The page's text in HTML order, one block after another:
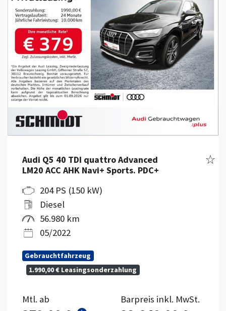
Audi Q5 40 TDI quattro Advanced
LM20 ACC AHK Navi+ Sports. PDC+
204 PS (150 kW)
Diesel
56.980 km
05/2022
Gebrauchtfahrzeug
1.990,00 € Leasingsonderzahlung
Mtl. ab Barpreis inkl. MwSt.